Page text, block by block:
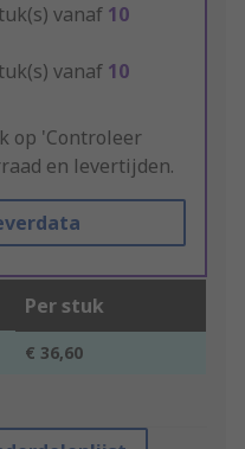
vanaf 10
vanaf 10
op 'Controleer
en levertijden.
Per stuk
€ 36,60